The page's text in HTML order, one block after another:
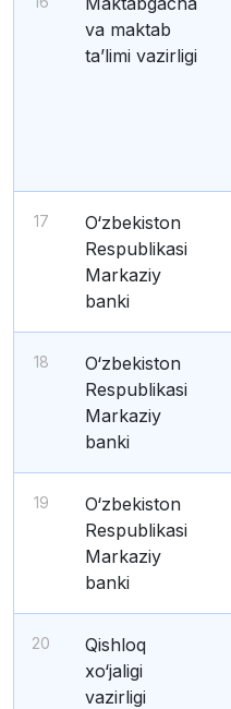
va maktab
ta’limi vazirligi
17
O‘zbekiston
Respublikasi
Markaziy
banki
18
O‘zbekiston
Respublikasi
Markaziy
banki
19
O‘zbekiston
Respublikasi
Markaziy
banki
20
Qishloq
xo‘jaligi
vazirligi